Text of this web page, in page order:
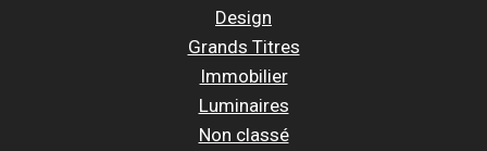
Design
Grands Titres
Immobilier
Luminaires
Non classé